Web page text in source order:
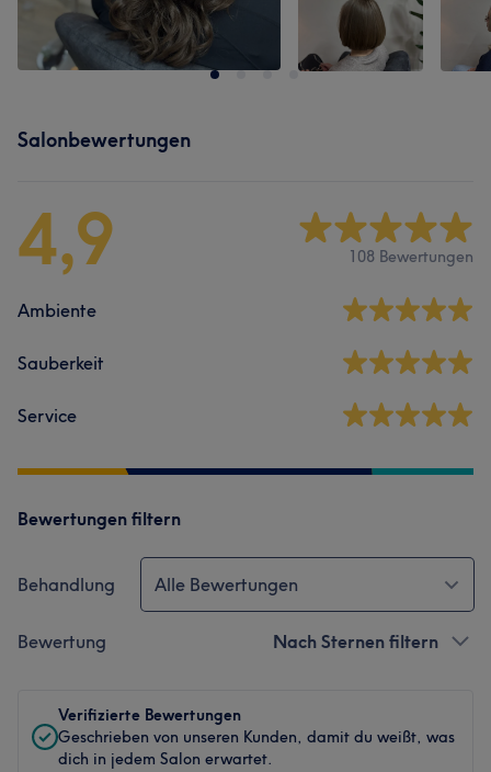
Salonbewertungen
4,9 108 Bewertungen
Ambiente
Sauberkeit
Service
Bewertungen filtern
Behandlung Alle Bewertungen
Bewertung Nach Sternen filtern
Verifizierte Bewertungen
Geschrieben von unseren Kunden, damit du weißt, was
dich in jedem Salon erwartet.